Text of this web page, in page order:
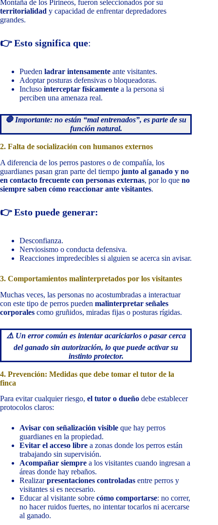
Montaña de los Pirineos, fueron seleccionados por su
territorialidad y capacidad de enfrentar depredadores
grandes.
👉 Esto significa que:
Pueden ladrar intensamente ante visitantes.
Adoptar posturas defensivas o bloqueadoras.
Incluso interceptar físicamente a la persona si
perciben una amenaza real.
🛑 Importante: no están “mal entrenados”, es parte de su
función natural.
2. Falta de socialización con humanos externos
A diferencia de los perros pastores o de compañía, los
guardianes pasan gran parte del tiempo junto al ganado y no
en contacto frecuente con personas externas, por lo que no
siempre saben cómo reaccionar ante visitantes.
👉 Esto puede generar:
Desconfianza.
Nerviosismo o conducta defensiva.
Reacciones impredecibles si alguien se acerca sin avisar.
3. Comportamientos malinterpretados por los visitantes
Muchas veces, las personas no acostumbradas a interactuar
con este tipo de perros pueden malinterpretar señales
corporales como gruñidos, miradas fijas o posturas rígidas.
⚠️ Un error común es intentar acariciarlos o pasar cerca
del ganado sin autorización, lo que puede activar su
instinto protector.
4. Prevención: Medidas que debe tomar el tutor de la
finca
Para evitar cualquier riesgo, el tutor o dueño debe establecer
protocolos claros:
Avisar con señalización visible que hay perros
guardianes en la propiedad.
Evitar el acceso libre a zonas donde los perros están
trabajando sin supervisión.
Acompañar siempre a los visitantes cuando ingresan a
áreas donde hay rebaños.
Realizarpresentaciones controladas entre perros y
visitantes si es necesario.
Educar al visitante sobre cómo comportarse: no correr,
no hacer ruidos fuertes, no intentar tocarlos ni acercarse
al ganado.